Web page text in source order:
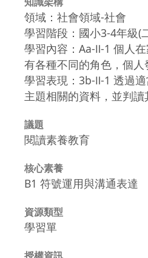
領域：社會領域-社會
學習階段：國小3-4年級(
學習內容：Aa-Ⅱ-1 個人
有各種不同的角色，個人
學習表現：3b-Ⅱ-1 透過
主題相關的資料，並判讀
議題
閱讀素養教育
核心素養
B1 符號運用與溝通表達
資源類型
學習單